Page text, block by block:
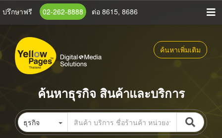
ข้าม
เนื้อหา
ปรึกษาฟรี 02-262-8888 ต่อ 8615, 8686
ค้นหาเพิ่มเติม
ค้นหาธุรกิจ สินค้าและบริการ
ธุรกิจ